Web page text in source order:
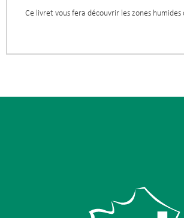
Ce livret vous fera découvrir les zones humides